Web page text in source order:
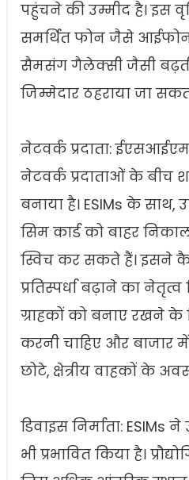
पहुंचने की उम्मीद है। इस
समर्थित फोन जैसे
सैमसंग गैलेक्सी जैसी
जिम्मेदार ठहराया जा
नेटवर्क प्रदाता:
नेटवर्क प्रदाताओं के बीच
बनाया है। ESIMs के साथ,
सिम कार्ड को बाहर
स्विच कर सकते हैं। इसने
प्रतिस्पर्धा बढ़ाने का
ग्राहकों को बनाए रखने
करनी चाहिए और बाजार
छोटे, क्षेत्रीय वाहकों के
डिवाइस निर्माता: ESIMs
भी प्रभावित किया है।